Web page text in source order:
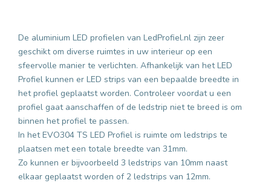
De aluminium LED profielen van LedProfiel.nl zijn zeer
geschikt om diverse ruimtes in uw interieur op een
sfeervolle manier te verlichten. Afhankelijk van het LED
Profiel kunnen er LED strips van een bepaalde breedte in
het profiel geplaatst worden. Controleer voordat u een
profiel gaat aanschaffen of de ledstrip niet te breed is om
binnen het profiel te passen.
In het EVO304 TS LED Profiel is ruimte om ledstrips te
plaatsen met een totale breedte van 31mm.
Zo kunnen er bijvoorbeeld 3 ledstrips van 10mm naast
elkaar geplaatst worden of 2 ledstrips van 12mm.